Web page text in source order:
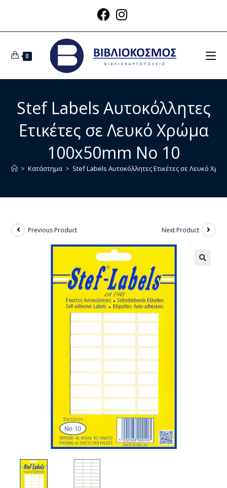
0
Stef Labels Αυτοκόλλητες
Ετικέτες σε Λευκό Χρώμα
100x50mm Νο 10
> Κατάστημα > Stef Labels Αυτοκόλλητες Ετικέτες σε Λευκό
Previous Product Next Product